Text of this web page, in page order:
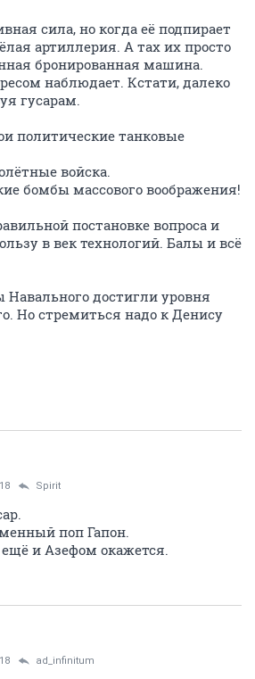
сила, но когда её подпирает
артиллерия. А тах их просто
бронированная машина.
наблюдает. Кстати, далеко
гусарам.
политические танковые
войска.
бомбы массового воображения!
постановке вопроса и
в век технологий. Балы и всё
Навального достигли уровня
Но стремиться надо к Денису
Spirit
поп Гапон.
и Азефом окажется.
ad_infinitum